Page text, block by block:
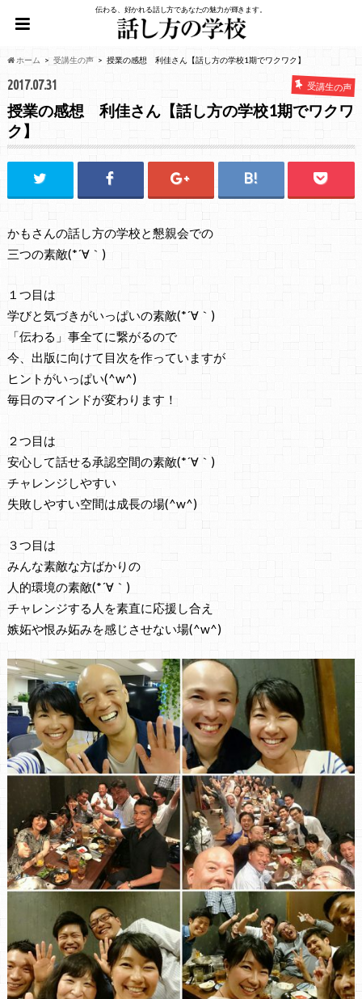
伝わる、好かれる話し方であなたの魅力が輝きます。
ホーム 受講生の声 授業の感想 利佳さん【話し方の学校1期でワクワク】
2017.07.31 受講生の声
授業の感想 利佳さん【話し方の学校1期でワクワ
ク】
かもさんの話し方の学校と懇親会での
三つの素敵(*´∀｀)
１つ目は
学びと気づきがいっぱいの素敵(*´∀｀)
「伝わる」事全てに繋がるので
今、出版に向けて目次を作っていますが
ヒントがいっぱい(^w^)
毎日のマインドが変わります！
２つ目は
安心して話せる承認空間の素敵(*´∀｀)
チャレンジしやすい
失敗しやすい空間は成長の場(^w^)
３つ目は
みんな素敵な方ばかりの
人的環境の素敵(*´∀｀)
チャレンジする人を素直に応援し合え
嫉妬や恨み妬みを感じさせない場(^w^)